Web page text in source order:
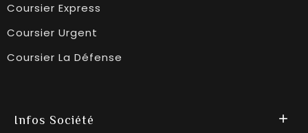
Coursier Express
Coursier Urgent
Coursier La Défense
Infos Société 